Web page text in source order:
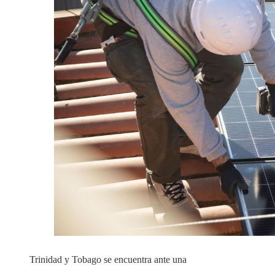
Trinidad y Tobago se encuentra ante una